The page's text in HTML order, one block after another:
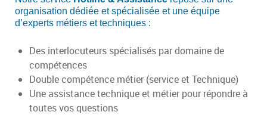
organisation dédiée et spécialisée et une équipe
d’experts métiers et techniques :
Des interlocuteurs spécialisés par domaine de
compétences
Double compétence métier (service et Technique)
Une assistance technique et métier pour répondre à
toutes vos questions